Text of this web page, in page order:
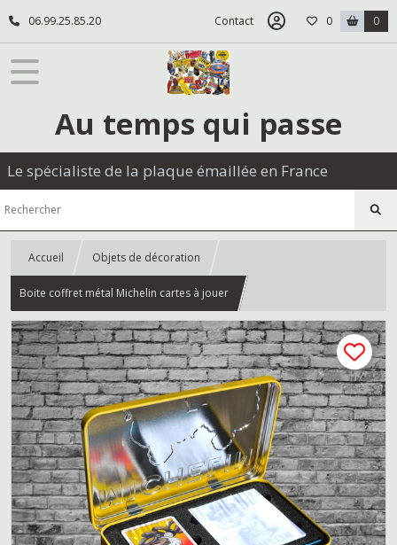
06.99.25.85.20 Contact 0 0
Au temps qui passe
Le spécialiste de la plaque émaillée en France
Accueil Objets de décoration
Boite coffret métal Michelin cartes à jouer